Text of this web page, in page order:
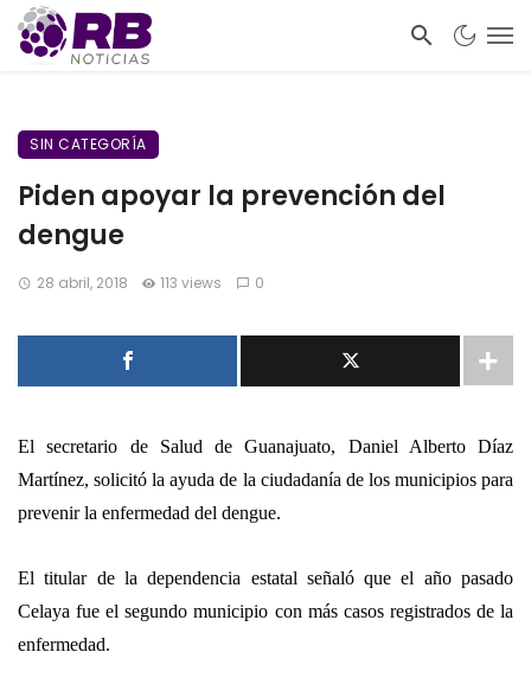
SIN CATEGORÍA
Piden apoyar la prevención del
dengue
28 abril, 2018 113 views 0
El secretario de Salud de Guanajuato, Daniel Alberto Díaz
Martínez, solicitó la ayuda de la ciudadanía de los municipios para
prevenir la enfermedad del dengue.
El titular de la dependencia estatal señaló que el año pasado
Celaya fue el segundo municipio con más casos registrados de la
enfermedad.